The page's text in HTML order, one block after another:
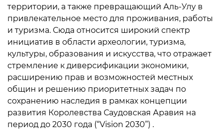
территории, а также превращающий Аль-Улу в
привлекательное место для проживания, работы
и туризма. Сюда относится широкий спектр
инициатив в области археологии, туризма,
культуры, образования и искусства, что отражает
стремление к диверсификации экономики,
расширению прав и возможностей местных
общин и решению приоритетных задач по
сохранению наследия в рамках концепции
развития Королевства Саудовская Аравия на
период до 2030 года (“Vision 2030”) .